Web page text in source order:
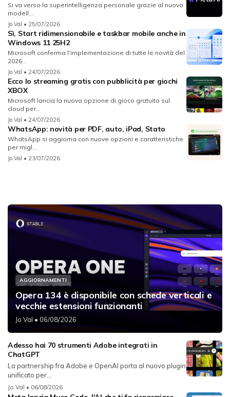
Si va verso la superintelligenza personale grazie al nuovo
modell...
Jo Val • 25/07/2026
Sì, Start ridimensionabile e taskbar mobile anche in
Windows 11 25H2
Microsoft conferma l'implementazione di tutte le novità del
2026...
Jo Val • 24/07/2026
Ecco lo streaming gratis con pubblicità per giochi
XBOX
Microsoft lancia la nuova opzione di gioco gratuito sul
cloud per...
Jo Val • 24/07/2026
WhatsApp: novità per PDF, auto, iPad, Stato
WhatsApp si aggiorna con nuove opzioni e caratteristiche
per migl...
Jo Val • 23/07/2026
AGGIORNAMENTI
Opera 134 è disponibile con schede verticali e
vecchie estensioni funzionanti
Jo Val • 06/08/2026
Adesso hai 70 strumenti Adobe integrati in
ChatGPT
La partnership fra Adobe e OpenAI porta al nuovo plugin
unificato per...
Jo Val • 06/08/2026